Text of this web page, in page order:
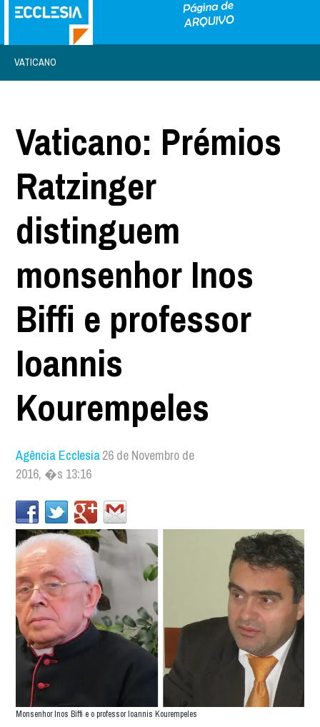
VATICANO
Vaticano: Prémios
Ratzinger
distinguem
monsenhor Inos
Biffi e professor
Ioannis
Kourempeles
Agência Ecclesia26 de Novembro de
2016, �s 13:16
Monsenhor Inos Biffi e o professor Ioannis Kourempeles